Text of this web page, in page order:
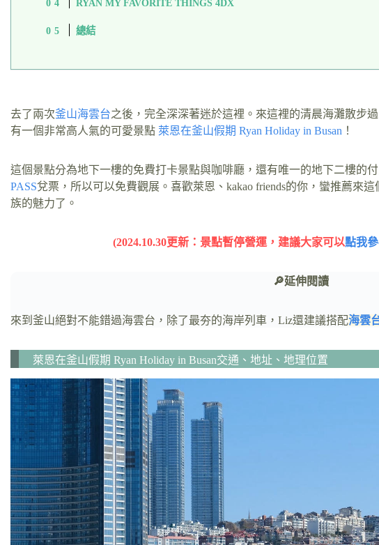
RYAN MY FAVORITE THINGS 4DX
總結
去了兩次釜山海雲台之後，完全深深著迷於這裡。來這裡的清晨海灘散步
有一個非常高人氣的可愛景點 萊恩在釜山假期 Ryan Holiday in Busan ！
這個景點分為地下一樓的免費打卡景點與咖啡廳，還有唯一的地下二樓的
PASS兌票，所以可以免費觀展。喜歡萊恩、kakao friends的你，蠻推薦來
族的魅力了。
(2024.10.30更新：景點暫停營運，建議大家可以點我
🔎延伸閱讀
來到釜山絕對不能錯過海雲台，除了最夯的海岸列車，Liz還建議搭配海雲
萊恩在釜山假期 Ryan Holiday in Busan交通、地址、地理位置